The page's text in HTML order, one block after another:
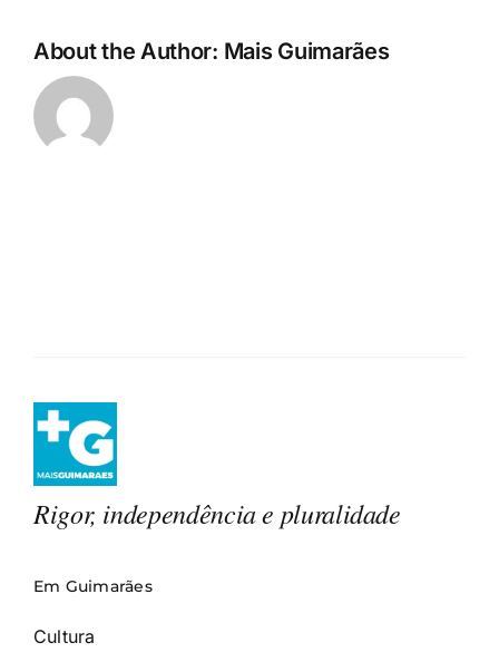
About the Author: Mais Guimarães
Rigor, independência e pluralidade
Em Guimarães
Cultura